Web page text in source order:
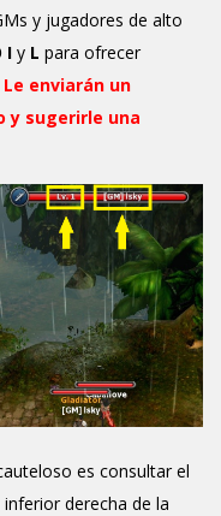
y jugadores de alto
I y L para ofrecer
Le enviarán un
y sugerirle una
es consultar el
derecha de la